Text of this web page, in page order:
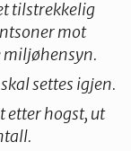
tilstrekkelig
mot
miljøhensyn.
settes igjen.
etter hogst, ut